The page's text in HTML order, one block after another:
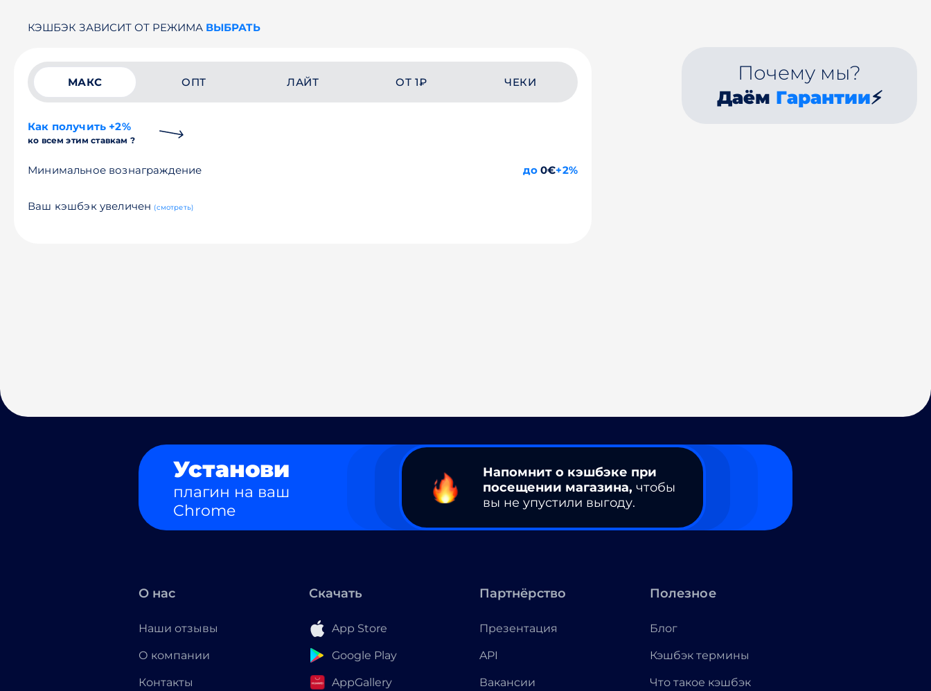
КЭШБЭК ЗАВИСИТ ОТ РЕЖИМА ВЫБРАТЬ
МАКС ОПТ ЛАЙТ ОТ 1₽ ЧЕКИ
Как получить +2%
ко всем этим ставкам ?
Минимальное вознаграждение до0€+2%
Ваш кэшбэк увеличен (смотреть)
Почему мы?
Даём Гарантии⚡
Установи
плагин на ваш
Chrome
Напомнит о кэшбэке при
посещении магазина, чтобы
вы не упустили выгоду.
О нас
Наши отзывы
О компании
Контакты
Скачать
App Store
Google Play
AppGallery
Партнёрство
Презентация
API
Вакансии
Полезное
Блог
Кэшбэк термины
Что такое кэшбэк